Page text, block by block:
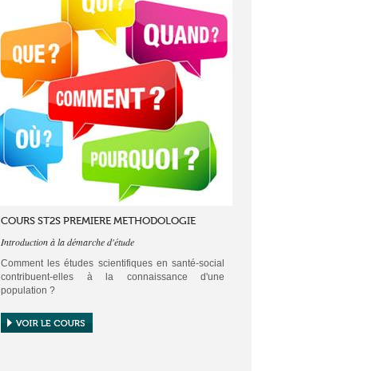
Une démarche, est un ensemble d'étapes à suivre
dans un certain ordre. Elle est décrite dans un
protocole d'étude.
COURS ST2S PREMIERE METHODOLOGIE
Introduction à la démarche d'étude
Comment les études scientifiques en santé-social
contribuent-elles à la connaissance d'une
population ?
Toute décision de la collectivité concernant l'état de
santé et de bien-être d'une population ne peut